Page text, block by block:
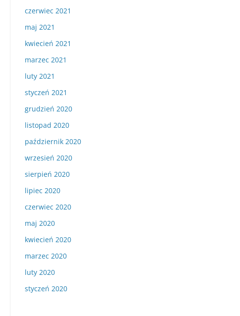
czerwiec 2021
maj 2021
kwiecień 2021
marzec 2021
luty 2021
styczeń 2021
grudzień 2020
listopad 2020
październik 2020
wrzesień 2020
sierpień 2020
lipiec 2020
czerwiec 2020
maj 2020
kwiecień 2020
marzec 2020
luty 2020
styczeń 2020